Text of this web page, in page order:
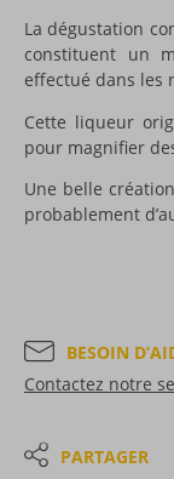
La dégustation
constituent un
effectué dans les
Cette liqueur
pour magnifier
Une belle
probablement
BESOIN
Contactez notre
PARTAGER